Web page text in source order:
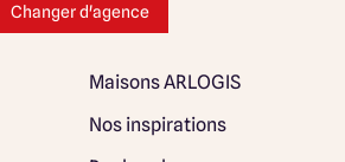
Changer d'agence
Maisons ARLOGIS
Nos inspirations